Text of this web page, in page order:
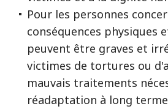
Pour les personnes
conséquences physiques
peuvent être graves et
victimes de tortures ou
mauvais traitements
réadaptation à long